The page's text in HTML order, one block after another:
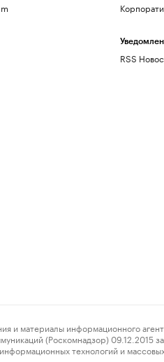
RSS
информационного
(Роскомнадзор)
технологий и